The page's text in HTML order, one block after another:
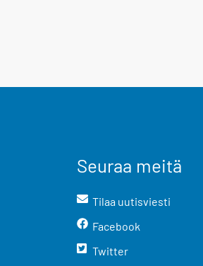
Seuraa meitä
Tilaa uutisviesti
Facebook
Twitter